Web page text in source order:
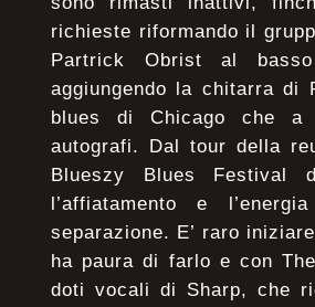
richieste riformando il
Partrick Obrist al
aggiungendo la chitarra
blues di Chicago che a
autografi. Dal tour della
Blueszy Blues Festival
l’affiatamento e
separazione. E’ raro
ha paura di farlo e con
doti vocali di Sharp, che